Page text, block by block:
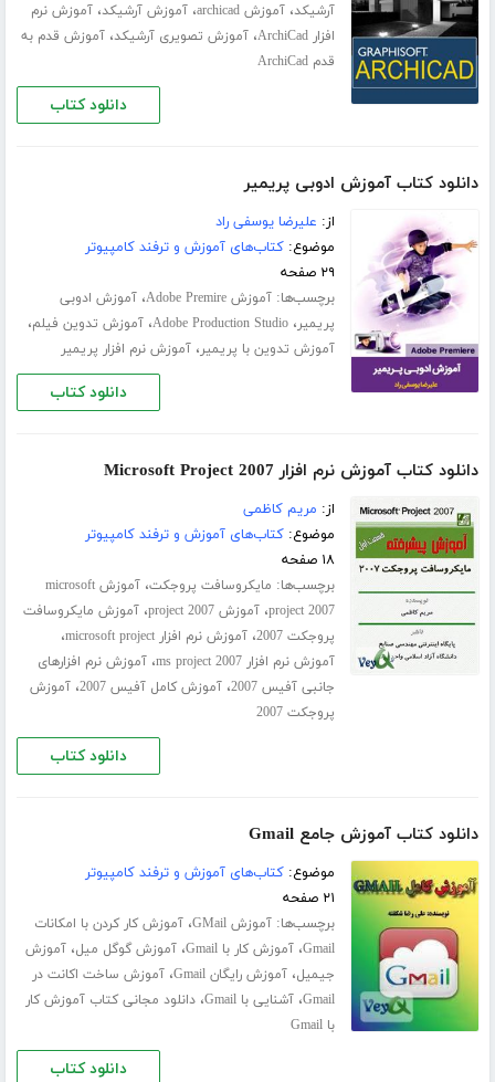
آرشیکد،آموزش archicad ،آموزش آرشیکد،آموزش نرم
افزار ArchiCad
،آموزش تصویری آرشیکد،آموزش قدم به
قدم ArchiCad
دانلود کتاب
دانلود کتاب آموزش ادوبی پریمیر
از: علیرضا یوسفی راد
موضوع:کتاب‌های آموزش و ترفند کامپیوتر
۲۹ صفحه
برچسب‌ها:آموزش Adobe Premire ،آموزش ادوبی
پریمیر،Adobe Production Studio،آموزش تدوین فیلم،
آموزش تدوین با پریمیر،آموزش نرم افزار پریمیر
دانلود کتاب
دانلود کتاب آموزش نرم افزار Microsoft Project 2007
از: مریم کاظمی
موضوع:کتاب‌های آموزش و ترفند کامپیوتر
۱۸ صفحه
برچسب‌ها: مایکروسافت پروجکت،
آموزش microsoft
project 2007،آموزش project 2007 ،آموزش مایکروسافت
پروجکت 2007
،آموزش نرم افزار microsoft project ،
آموزش نرم افزار ms project 2007 ،آموزش نرم افزارهای
جانبی آفیس 2007
،آموزش کامل آفیس 2007 ،آموزش
پروجکت 2007
دانلود کتاب
دانلود کتاب آموزش جامع Gmail
موضوع:کتاب‌های آموزش و ترفند کامپیوتر
۲۱ صفحه
برچسب‌ها:آموزش GMail ،آموزش کار کردن با امکانات
Gmail،آموزش کار با Gmail ،آموزش گوگل میل،آموزش
جیمیل،آموزش رایگان Gmail ،آموزش ساخت اکانت در
Gmail،آشنایی با Gmail ،دانلود مجانی کتاب آموزش کار
با Gmail
دانلود کتاب